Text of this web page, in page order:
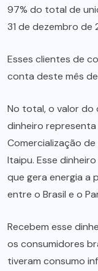
97% do total de
31 de dezembro de
Esses clientes de
conta deste mês
No total, o valor do
dinheiro
Comercialização
Itaipu. Esse
que gera energia a
entre o Brasil e o
Recebem esse
os consumidores
tiveram consumo